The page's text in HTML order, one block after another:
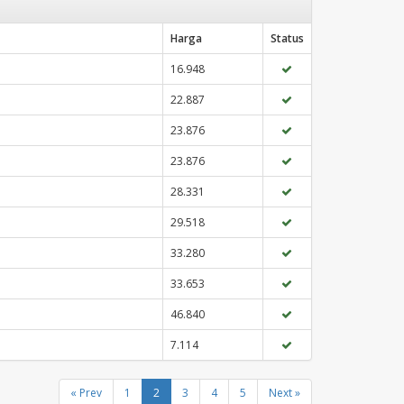
Harga
Status
16.948
22.887
23.876
23.876
28.331
29.518
33.280
33.653
46.840
7.114
« Prev 1 2 3 4 5 Next »